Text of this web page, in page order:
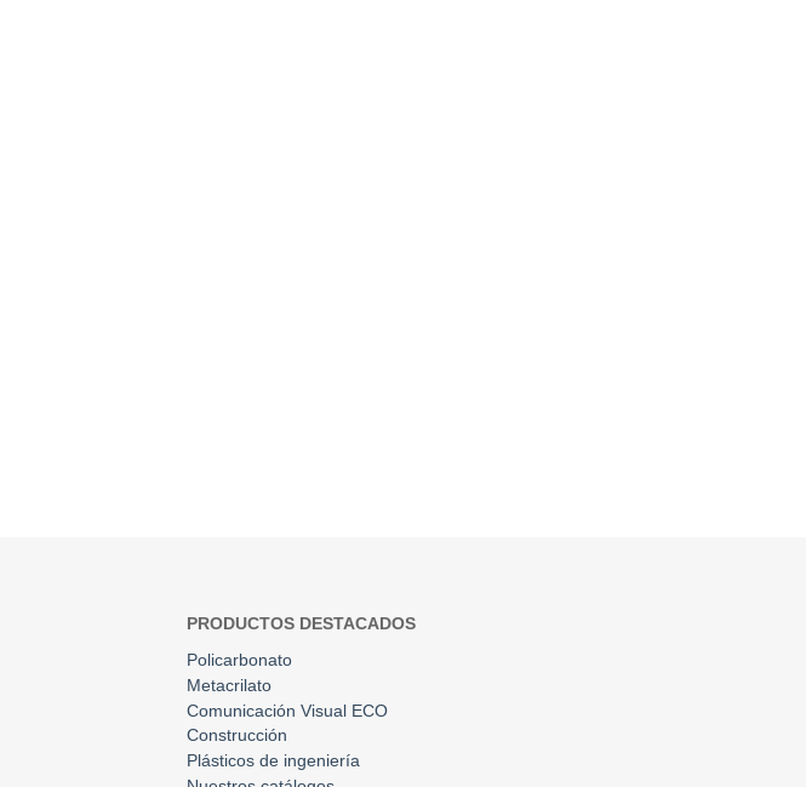
PRODUCTOS DESTACADOS
Policarbonato
Metacrilato
Comunicación Visual ECO
Construcción
Plásticos de ingeniería